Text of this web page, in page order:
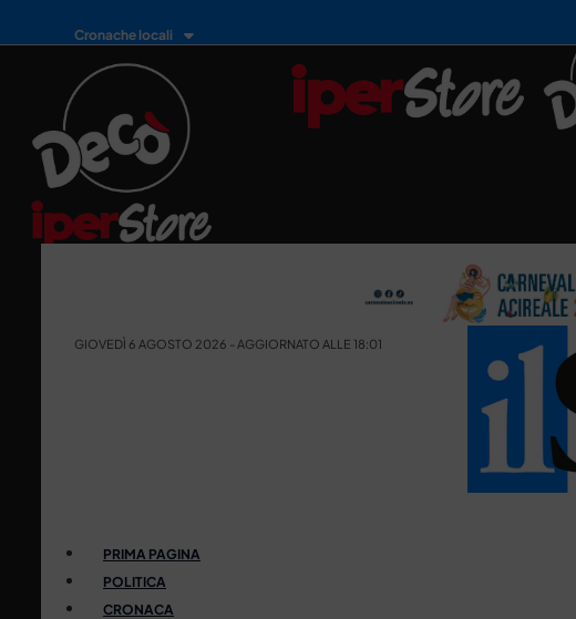
Cronache locali
GIOVEDÌ 6 AGOSTO 2026 - AGGIORNATO ALLE 18:01
PRIMA PAGINA
POLITICA
CRONACA